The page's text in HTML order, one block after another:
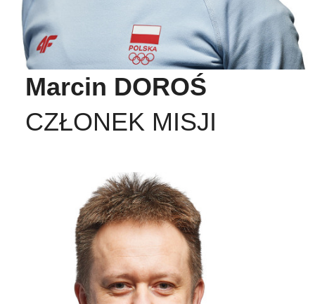
Marcin DOROŚ
CZŁONEK MISJI